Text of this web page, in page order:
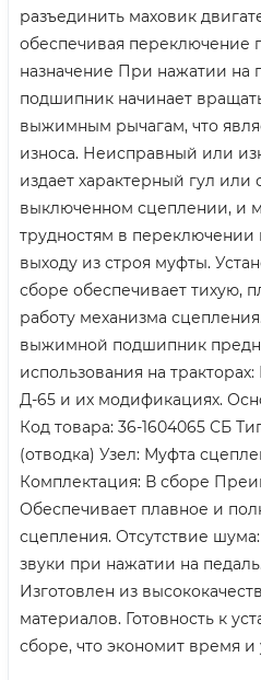
разъединить маховик
обеспечивая переключение
назначение При нажатии на
подшипник начинает
выжимным рычагам, что
износа. Неисправный или
издает характерный гул
выключенном сцеплении, и
трудностям в
выходу из строя муфты.
сборе обеспечивает тихую,
работу механизма
выжимной подшипник
использования на
Д-65 и их модификациях.
Код товара: 36-1604065 СБ
(отводка) Узел: Муфта
Комплектация: В сборе
Обеспечивает плавное и
сцепления. Отсутствие
звуки при нажатии на
Изготовлен из
материалов. Готовность к
сборе, что экономит время и